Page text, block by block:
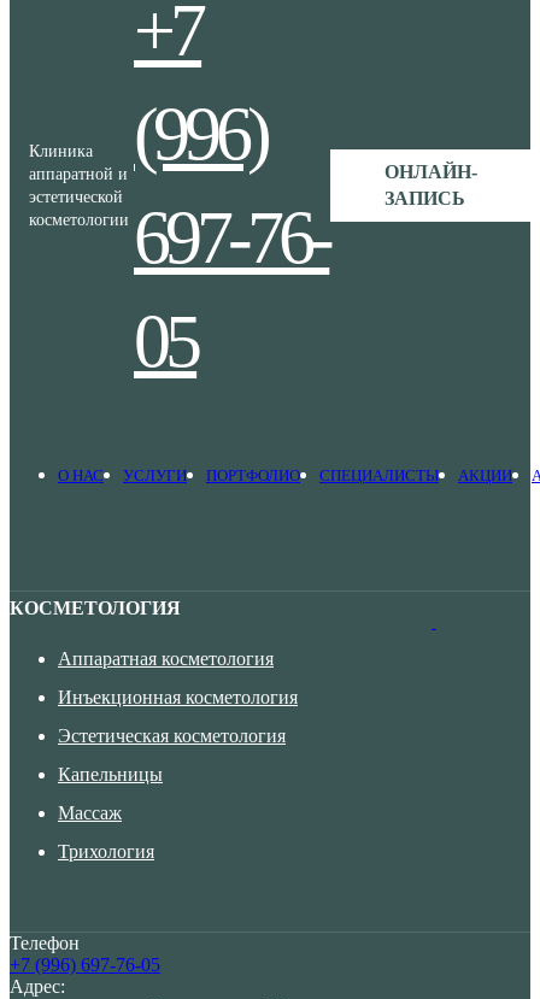
Клиника
аппаратной и
эстетической
косметологии
+7
(996)
697-76-
05
ОНЛАЙН-
ЗАПИСЬ
О НАС УСЛУГИ ПОРТФОЛИО СПЕЦИАЛИСТЫ АКЦИИ
КОСМЕТОЛОГИЯ
Аппаратная косметология
Инъекционная косметология
Эстетическая косметология
Капельницы
Массаж
Трихология
Телефон
+7 (996) 697-76-05
Адрес: